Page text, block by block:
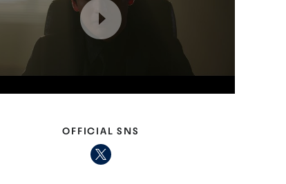
OFFICIAL SNS